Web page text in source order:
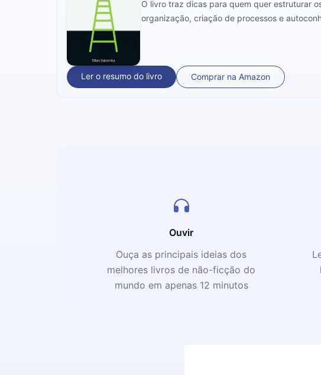
O livro traz dicas para quem quer estruturar
organização, criação de processos e
Ler o resumo do livro Comprar na Amazon
Ouvir
Ouça as principais ideias dos
melhores livros de não-ficção do
mundo em apenas 12 minutos